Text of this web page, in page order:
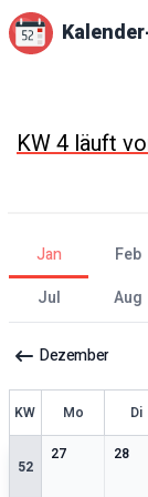
KW4läuft
Jan Feb
Jul
Aug
Dezember
KW Mo Di
52
27
0særlige datoer
28
0